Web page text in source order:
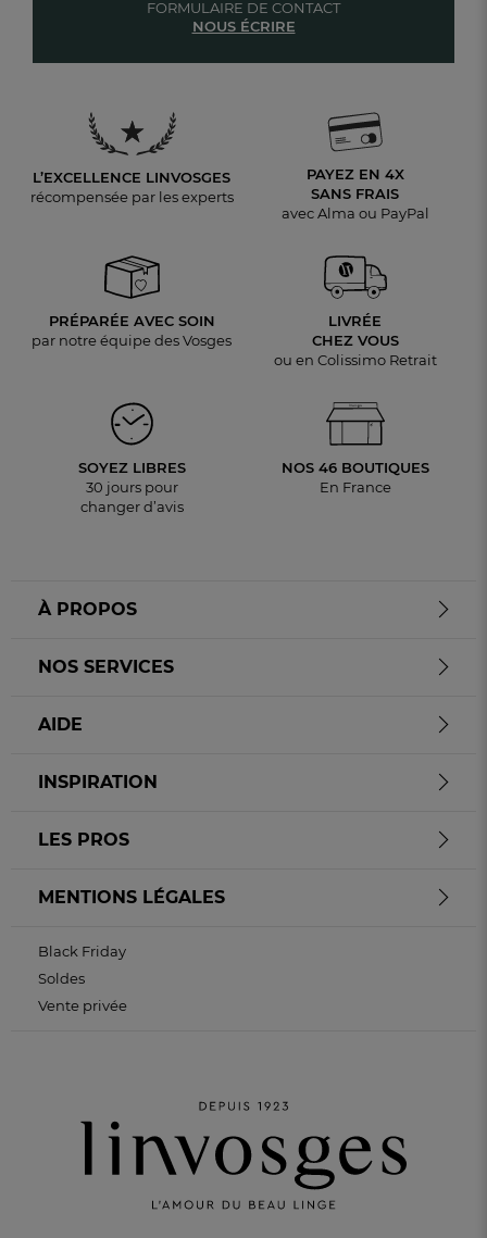
FORMULAIRE DE CONTACT
NOUS ÉCRIRE
L’EXCELLENCE LINVOSGES
récompensée par les experts
PAYEZ EN 4X
SANS FRAIS
avec Alma ou PayPal
PRÉPARÉE AVEC SOIN
par notre équipe des Vosges
LIVRÉE
CHEZ VOUS
ou en Colissimo Retrait
SOYEZ LIBRES
30 jours pour
changer d’avis
NOS 46 BOUTIQUES
En France
À PROPOS
NOS SERVICES
AIDE
INSPIRATION
LES PROS
MENTIONS LÉGALES
Black Friday
Soldes
Vente privée